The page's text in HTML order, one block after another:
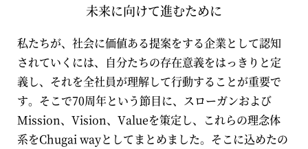
未来に向けて進むために
私たちが、社会に価値ある提案をする企業として認知
されていくには、自分たちの存在意義をはっきりと定
義し、それを全社員が理解して行動することが重要で
す。そこで70周年という節目に、スローガンおよび
Mission、Vision、Valueを策定し、これらの理念体
系をChugai wayとしてまとめました。そこに込めたの